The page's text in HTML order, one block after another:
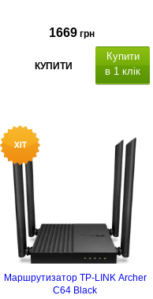
1669 грн
КУПИТИ
Купити
в 1 клік
Wi-Fi 802.11 (b,g,n,ac,ax,a).
аксимальна швидкість передачі
даних:
n (300 Мбіт/с), ax (1201
Мбіт/с).
Кількість портів: 1xWan,
3х
ількість антен:
4шт.
Додаткові можливості:
сервер, FTP-сервер,
пріоретизація трафіку (QoS),
Dynamic DNS (DDNS),
підтримка
IPTV,підтримка MU-MIMO,
VPN,підтримка технології MESH.
Маршрутизатор TP-LINK Archer
C64 Black